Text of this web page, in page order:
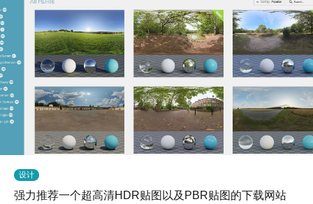
设计
强力推荐一个超高清HDR贴图以及PBR贴图的下载网站